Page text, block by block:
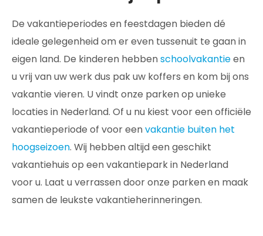
De vakantieperiodes en feestdagen bieden dé
ideale gelegenheid om er even tussenuit te gaan in
eigen land. De kinderen hebbenschoolvakantieen
u vrij van uw werk dus pak uw koffers en kom bij ons
vakantie vieren. U vindt onze parken op unieke
locaties in Nederland. Of u nu kiest voor een officiële
vakantieperiode of voor eenvakantie buiten het
hoogseizoen. Wij hebben altijd een geschikt
vakantiehuis op een vakantiepark in Nederland
voor u. Laat u verrassen door onze parken en maak
samen de leukste vakantieherinneringen.